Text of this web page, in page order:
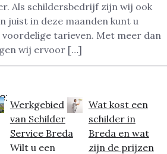
Als schildersbedrijf zijn wij ook
juist in deze maanden kunt u
tarieven. Met meer dan
wij ervoor […]
Werkgebied
van Schilder
Service Breda
Wilt u een
Wat kost een
schilder in
Breda en wat
zijn de prijzen